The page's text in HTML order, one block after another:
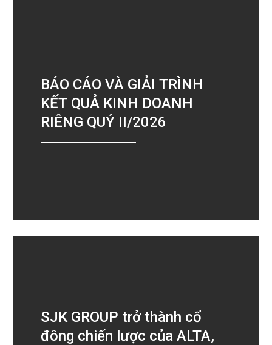
BÁO CÁO VÀ GIẢI TRÌNH
KẾT QUẢ KINH DOANH
RIÊNG QUÝ II/2026
SJK GROUP trở thành cổ
đông chiến lược của ALTA,